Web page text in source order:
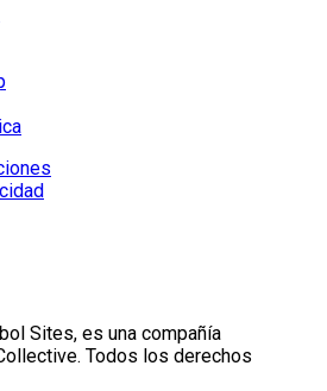
Sites, es una compañía
Todos los derechos